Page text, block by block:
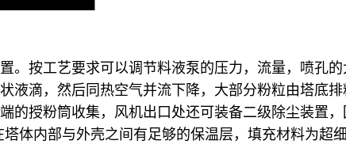
。按工艺要求可以调节料液泵的压力，流量，喷孔
液滴，然后同热空气并流下降，大部分粉粒由塔底
的授粉筒收集，风机出口处还可装备二级除尘装置
体内部与外壳之间有足够的保温层，填充材料为超